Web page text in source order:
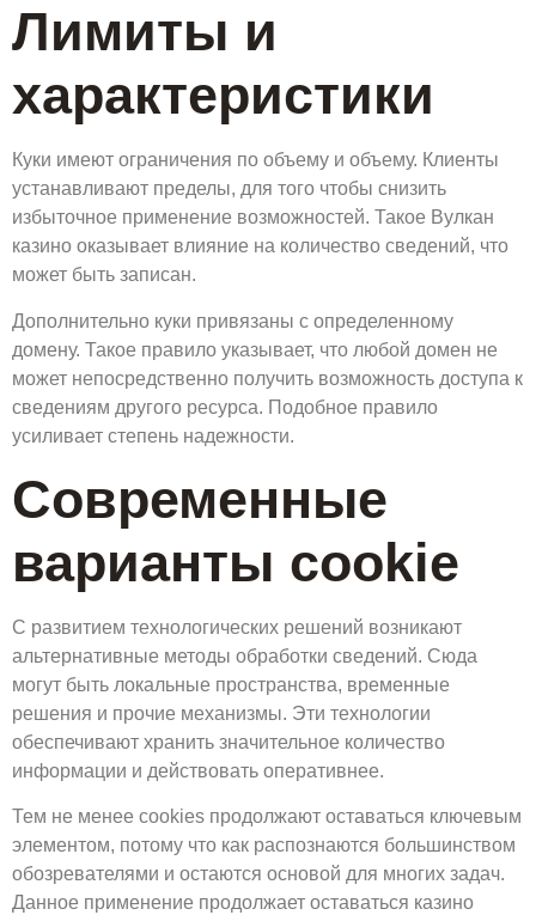
Лимиты и
характеристики
Куки имеют ограничения по объему и объему. Клиенты
устанавливают пределы, для того чтобы снизить
избыточное применение возможностей. Такое Вулкан
казино оказывает влияние на количество сведений, что
может быть записан.
Дополнительно куки привязаны с определенному
домену. Такое правило указывает, что любой домен не
может непосредственно получить возможность доступа к
сведениям другого ресурса. Подобное правило
усиливает степень надежности.
Современные
варианты cookie
С развитием технологических решений возникают
альтернативные методы обработки сведений. Сюда
могут быть локальные пространства, временные
решения и прочие механизмы. Эти технологии
обеспечивают хранить значительное количество
информации и действовать оперативнее.
Тем не менее cookies продолжают оставаться ключевым
элементом, потому что как распознаются большинством
обозревателями и остаются основой для многих задач.
Данное применение продолжает оставаться казино